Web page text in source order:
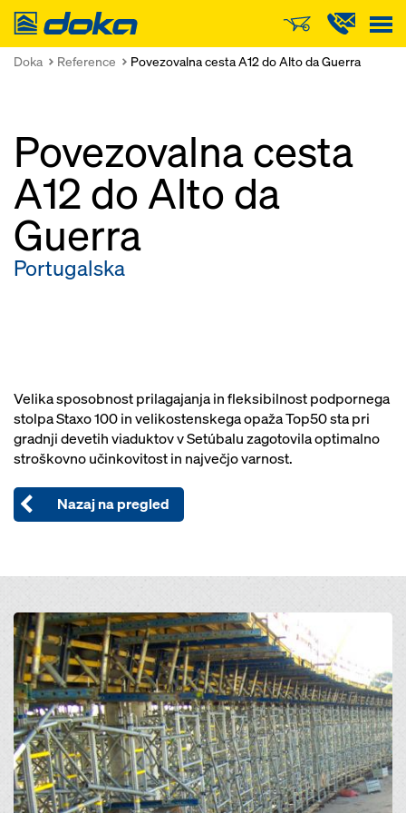
Doka
Doka Reference Povezovalna cesta A12 do Alto da Guerra
Povezovalna cesta
A12 do Alto da
Guerra
Portugalska
Velika sposobnost prilagajanja in fleksibilnost podpornega
stolpa Staxo 100 in velikostenskega opaža Top50 sta pri
gradnji devetih viaduktov v Setúbalu zagotovila optimalno
stroškovno učinkovitost in največjo varnost.
Nazaj na pregled
Open